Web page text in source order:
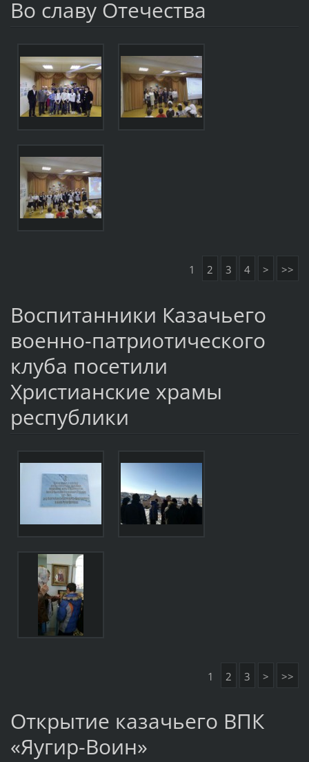
Во славу Отечества
1 2 3 4 > >>
Воспитанники Казачьего
военно-патриотического
клуба посетили
Христианские храмы
республики
1 2 3 > >>
Открытие казачьего ВПК
«Яугир-Воин»